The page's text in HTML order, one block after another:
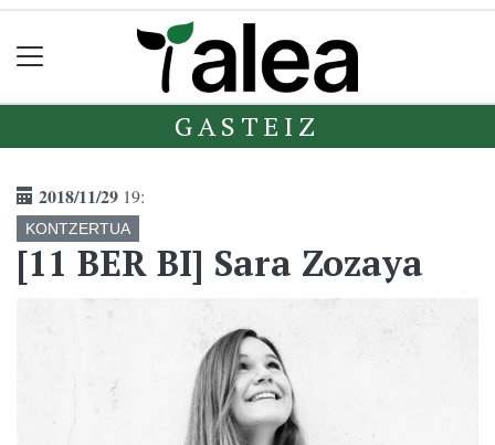
GASTEIZ
2018/11/29 19:
KONTZERTUA
[11 BER BI] Sara Zozaya